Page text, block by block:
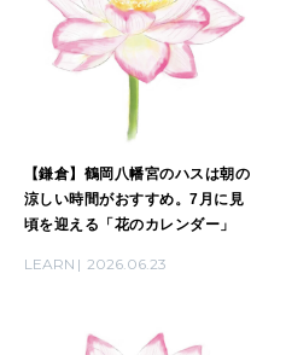
【鎌倉】鶴岡八幡宮のハスは朝の
涼しい時間がおすすめ。7月に見
頃を迎える「花のカレンダー」
LEARN 2026.06.23